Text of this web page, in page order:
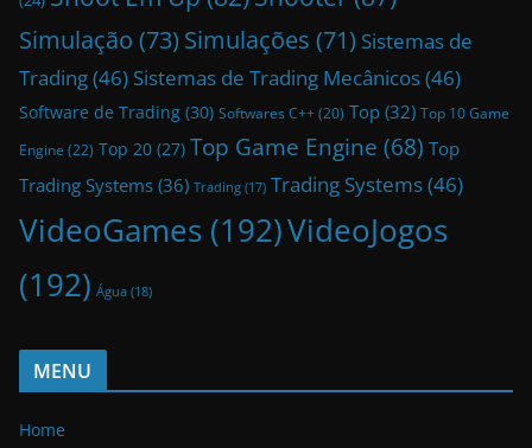
Simulação (73) Simulações (71) Sistemas de
Trading(46) Sistemas de Trading Mecânicos(46)
Software de Trading (30) Softwares C++ (20) Top (32) Top 10 Game
Engine (22) Top 20 (27) Top Game Engine (68) Top
Trading Systems (36) Trading (17) Trading Systems(46)
VideoGames (192)VideoJogos
(192) Água (18)
MENU
Home